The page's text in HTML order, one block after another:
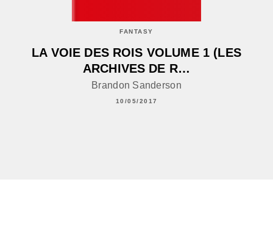
FANTASY
LA VOIE DES ROIS VOLUME 1 (LES
ARCHIVES DE R…
Brandon Sanderson
10/05/2017